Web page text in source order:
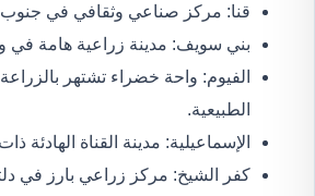
قنا: مركز صناعي وثقافي في
بني سويف: مدينة زراعية هامة
الفيوم: واحة خضراء تشتهر
الطبيعية.
الإسماعيلية: مدينة القناة الهادئة
كفر الشيخ: مركز زراعي بارز في